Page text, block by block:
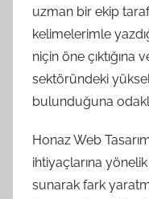
uzman bir ekip
kelimelerimle
niçin öne çıktığına
sektöründeki
bulunduğuna
Honaz Web
ihtiyaçlarına
sunarak fark